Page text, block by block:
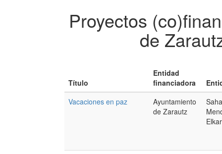
Proyectos
de
Título
Entidad
financiadora
Vacaciones en paz
Ayuntamiento
de Zarautz